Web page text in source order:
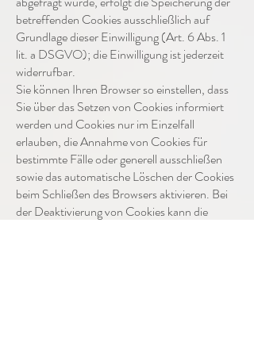
betreffenden Cookies ausschließlich auf
Grundlage dieser Einwilligung (Art. 6 Abs. 1
lit. a DSGVO); die Einwilligung ist jederzeit
widerrufbar.
Sie können Ihren Browser so einstellen, dass
Sie über das Setzen von Cookies informiert
werden und Cookies nur im Einzelfall
erlauben, die Annahme von Cookies für
bestimmte Fälle oder generell ausschließen
sowie das automatische Löschen der Cookies
beim Schließen des Browsers aktivieren. Bei
der Deaktivierung von Cookies kann die